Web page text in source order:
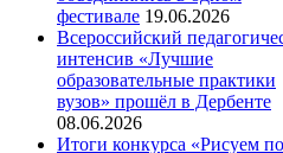
фестивале 19.06.2026
Всероссийский
интенсив «Лучшие
образовательные практики
вузов» прошёл в Дербенте
08.06.2026
Итоги конкурса «Рисуем